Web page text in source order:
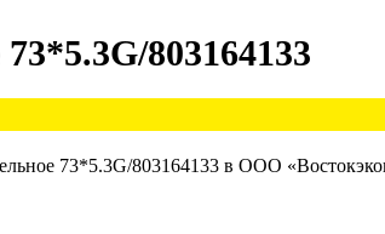
803164133